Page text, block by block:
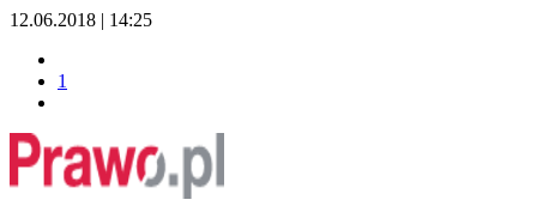
12.06.2018 | 14:25
1